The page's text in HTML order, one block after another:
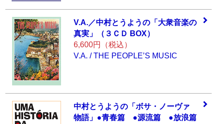
V.A.／中村とうよ うの「大衆音楽の
真実」（３ＣＤ BOX）
6,600円（税込）
V.A. / THE PEOPLE’S MUSIC
中村とうようの「 ボサ・ノーヴァ
物語」●青春篇 ●源流篇 ●放浪篇